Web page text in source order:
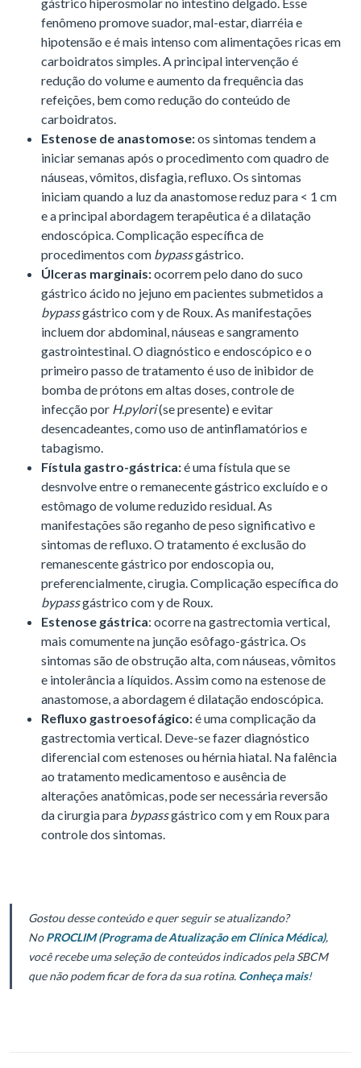
fenômeno promove suador, mal-estar, diarréia e
hipotensão e é mais intenso com alimentações ricas em
carboidratos simples. A principal intervenção é
redução do volume e aumento da frequência das
refeições, bem como redução do conteúdo de
carboidratos.
Estenose de anastomose:os sintomas tendem a
iniciar semanas após o procedimento com quadro de
náuseas, vômitos, disfagia, refluxo. Os sintomas
iniciam quando a luz da anastomose reduz para < 1 cm
e a principal abordagem terapêutica é a dilatação
endoscópica. Complicação específica de
procedimentos com bypassgástrico.
Úlceras marginais:ocorrem pelo dano do suco
gástrico ácido no jejuno em pacientes submetidos a
bypassgástrico com y de Roux. As manifestações
incluem dor abdominal, náuseas e sangramento
gastrointestinal. O diagnóstico e endoscópico e o
primeiro passo de tratamento é uso de inibidor de
bomba de prótons em altas doses, controle de
infecção por H.pylori(se presente) e evitar
desencadeantes, como uso de antinflamatórios e
tabagismo.
Fístula gastro-gástrica:é uma fístula que se
desnvolve entre o remanecente gástrico excluído e o
estômago de volume reduzido residual. As
manifestações são reganho de peso significativo e
sintomas de refluxo. O tratamento é exclusão do
remanescente gástrico por endoscopia ou,
preferencialmente, cirugia. Complicação específica do
bypassgástrico com y de Roux.
Estenose gástrica: ocorre na gastrectomia vertical,
mais comumente na junção esôfago-gástrica. Os
sintomas são de obstrução alta, com náuseas, vômitos
e intolerância a líquidos. Assim como na estenose de
anastomose, a abordagem é dilatação endoscópica.
Refluxo gastroesofágico:é uma complicação da
gastrectomia vertical. Deve-se fazer diagnóstico
diferencial com estenoses ou hérnia hiatal. Na falência
ao tratamento medicamentoso e ausência de
alterações anatômicas, pode ser necessária reversão
da cirurgia para bypassgástrico com y em Roux para
controle dos sintomas.
Gostou desse conteúdo e quer seguir se atualizando?
NoPROCLIM (Programa de Atualização em Clínica Médica),
você recebe uma seleção de conteúdos indicados pela SBCM
que não podem ficar de fora da sua rotina. Conheça mais!